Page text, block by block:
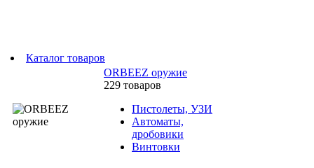
Каталог товаров
ORBEEZ оружие
229 товаров
Пистолеты, УЗИ
Автоматы,
дробовики
Винтовки